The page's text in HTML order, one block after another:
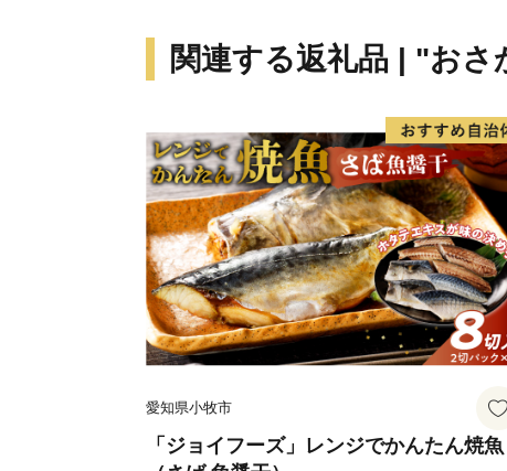
関連する返礼品 | "おさ
愛知県小牧市
「ジョイフーズ」レンジでかんたん焼魚